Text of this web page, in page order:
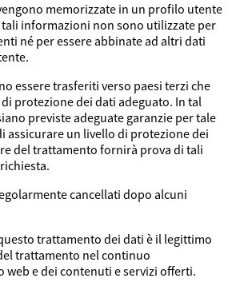
memorizzate in un profilo utente
informazioni non sono utilizzate per
né per essere abbinate ad altri dati
essere trasferiti verso paesi terzi che
protezione dei dati adeguato. In tal
previste adeguate garanzie per tale
assicurare un livello di protezione dei
del trattamento fornirà prova di tali
cancellati dopo alcuni
trattamento dei dati è il legittimo
trattamento nel continuo
web e dei contenuti e servizi offerti.